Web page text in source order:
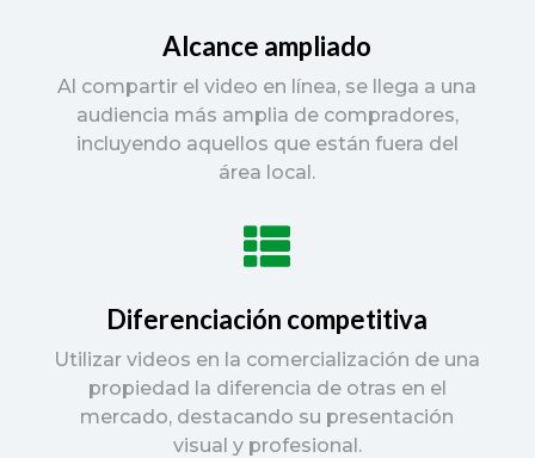
Alcance ampliado
Al compartir el video en línea, se llega a una
audiencia más amplia de compradores,
incluyendo aquellos que están fuera del
área local.

Diferenciación competitiva
Utilizar videos en la comercialización de una
propiedad la diferencia de otras en el
mercado, destacando su presentación
visual y profesional.